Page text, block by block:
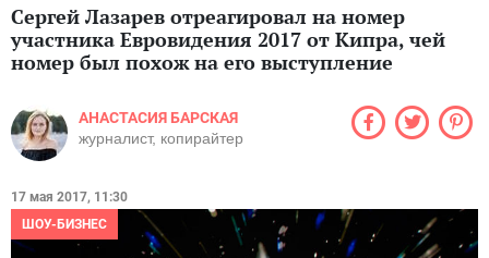
Сергей Лазарев отреагировал на номер
участника Евровидения 2017 от Кипра, чей
номер был похож на его выступление
АНАСТАСИЯ БАРСКАЯ
журналист, копирайтер
17 мая 2017, 11:30
ШОУ-БИЗНЕС